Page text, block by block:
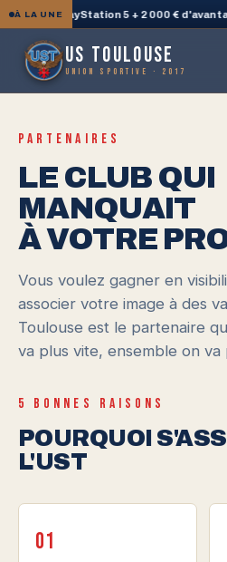
À LA UNE
une PlayStation 5 + 2 000 €
US TOULOUSE
UNION SPORTIVE · 2017
PARTENAIRES
LE CLUB QUI
MANQUAIT
À VOTRE
Vous voulez gagner en
associer votre image à des
Toulouse est le partenaire
va plus vite, ensemble on va
5 BONNES RAISONS
POURQUOI
L'UST
01